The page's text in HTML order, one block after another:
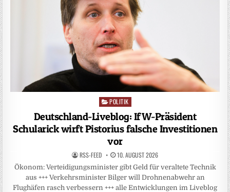
Posted
in
POLITIK
Deutschland-Liveblog: IfW-Präsident
Schularick wirft Pistorius falsche Investitionen
vor
RSS-FEED 10. AUGUST 2026
Ökonom: Verteidigungsminister gibt Geld für veraltete Technik
aus +++ Verkehrsminister Bilger will Drohnenabwehr an
Flughäfen rasch verbessern +++ alle Entwicklungen im Liveblog